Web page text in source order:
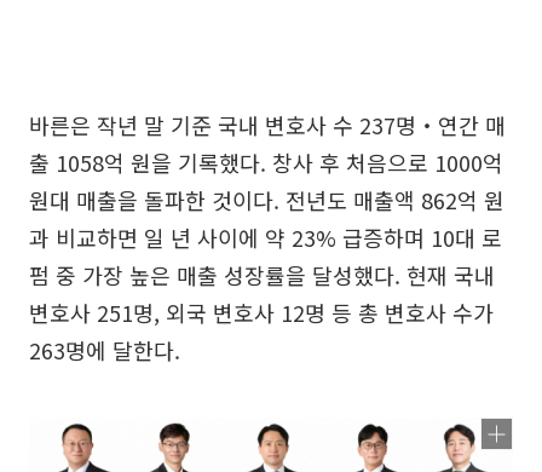
바른은 작년 말 기준 국내 변호사 수 237명‧연간 매
출 1058억 원을 기록했다. 창사 후 처음으로 1000억
원대 매출을 돌파한 것이다. 전년도 매출액 862억 원
과 비교하면 일 년 사이에 약 23% 급증하며 10대 로
펌 중 가장 높은 매출 성장률을 달성했다. 현재 국내
변호사 251명, 외국 변호사 12명 등 총 변호사 수가
263명에 달한다.